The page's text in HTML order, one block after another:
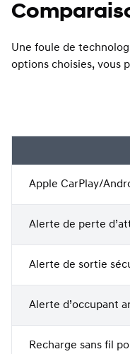
Une foule de
options choisies, vous
Apple CarPlay/
Alerte de perte
Alerte de sortie
Alerte d’occupant
Recharge sans fil